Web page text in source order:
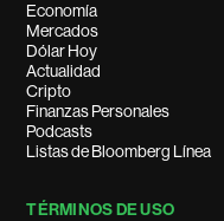
Economía
Mercados
Dólar Hoy
Actualidad
Cripto
Finanzas Personales
Podcasts
Listas de Bloomberg Línea
TÉRMINOS DE USO